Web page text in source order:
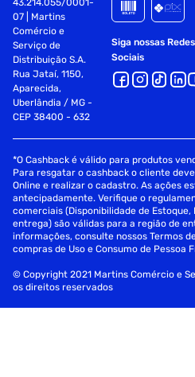
43.214.055/0001-
07 | Martins
Comércio e
Serviço de
Distribuição S.A.
Rua Jataí, 1150,
Aparecida,
Uberlândia / MG -
CEP 38400 - 632
Siga nossas Redes
Sociais
*O Cashback é válido para produtos
Para resgatar o cashback o cliente
Online e realizar o cadastro. As ações
antecipadamente. Verifique o
comerciais (Disponibilidade de
entrega) são válidas para a região de
informações, consulte nossos Termos
compras de Uso e Consumo de Pessoa
© Copyright 2021 Martins Comércio e
os direitos reservados